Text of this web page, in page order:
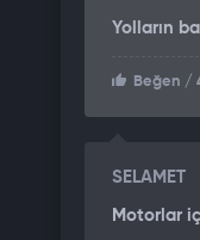
Yolların
Beğen /
SELAMET
Motorlar